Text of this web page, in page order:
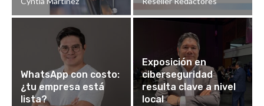
WhatsApp con costo:
¿tu empresa está
lista?
Exposición en
ciberseguridad
resulta clave a nivel
local